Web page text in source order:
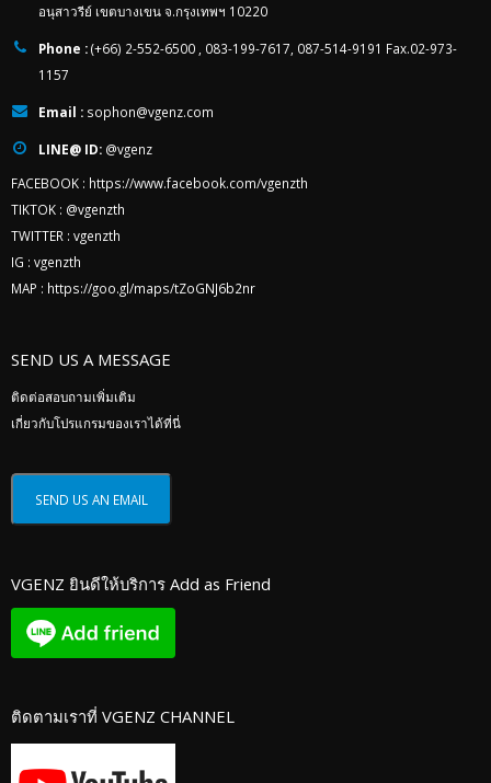
อนุสาวรีย์ เขตบางเขน จ.กรุงเทพฯ 10220
Phone :(+66) 2-552-6500 , 083-199-7617, 087-514-9191 Fax.02-973-
1157
Email : sophon@vgenz.com
LINE@ ID: @vgenz
FACEBOOK : https://www.facebook.com/vgenzth
TIKTOK : @vgenzth
TWITTER : vgenzth
IG : vgenzth
MAP : https://goo.gl/maps/tZoGNJ6b2nr
SEND US A MESSAGE
ติดต่อสอบถามเพิ่มเติม
เกี่ยวกับโปรแกรมของเราได้ที่นี่
VGENZ ยินดีให้บริการ Add as Friend
ติดตามเราที่ VGENZ CHANNEL